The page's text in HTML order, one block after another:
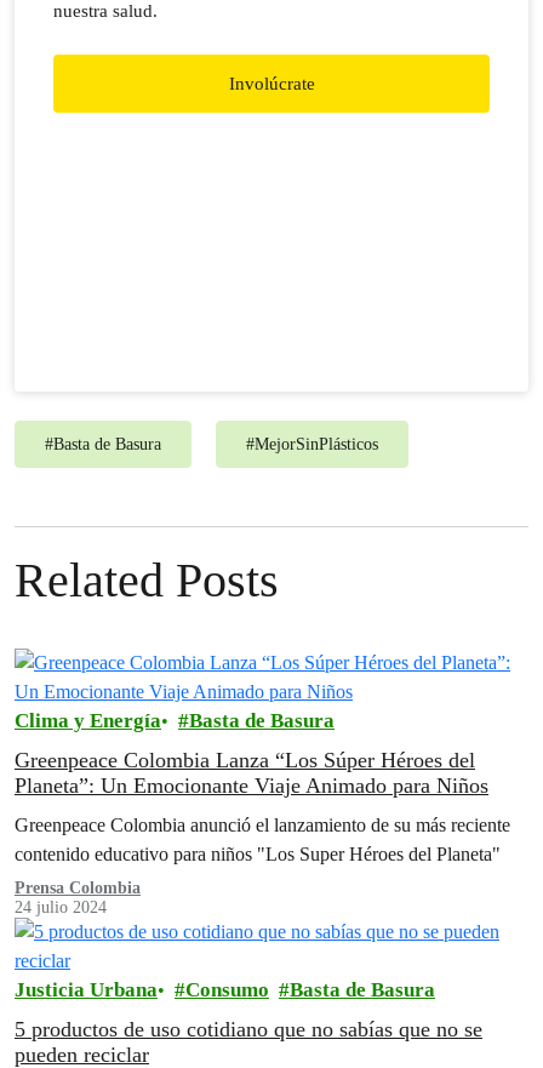
nuestra salud.
Involúcrate
#Basta de Basura #MejorSinPlásticos
Related Posts
Clima y Energía Basta de Basura
Greenpeace Colombia Lanza “Los Súper Héroes del
Planeta”: Un Emocionante Viaje Animado para Niños
Greenpeace Colombia anunció el lanzamiento de su más reciente
contenido educativo para niños "Los Super Héroes del Planeta"
Prensa Colombia
24 julio 2024
Justicia Urbana Consumo Basta de Basura
5 productos de uso cotidiano que no sabías que no se
pueden reciclar